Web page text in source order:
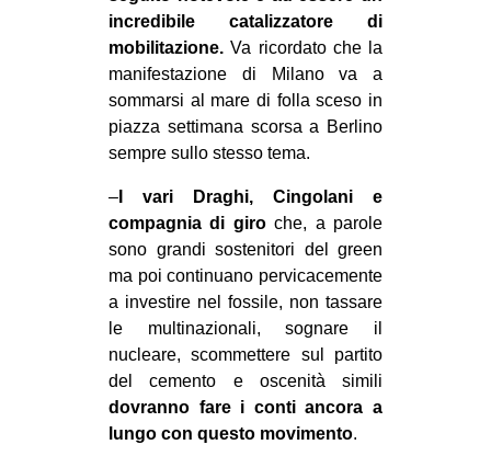
incredibile catalizzatore di
mobilitazione. Va ricordato che la
manifestazione di Milano va a
sommarsi al mare di folla sceso in
piazza settimana scorsa a Berlino
sempre sullo stesso tema.
– I vari Draghi, Cingolani e
compagnia di giroche, a parole
sono grandi sostenitori del green
ma poi continuano pervicacemente
a investire nel fossile, non tassare
le multinazionali, sognare il
nucleare, scommettere sul partito
del cemento e oscenità simili
dovranno fare i conti ancora a
lungo con questo movimento.